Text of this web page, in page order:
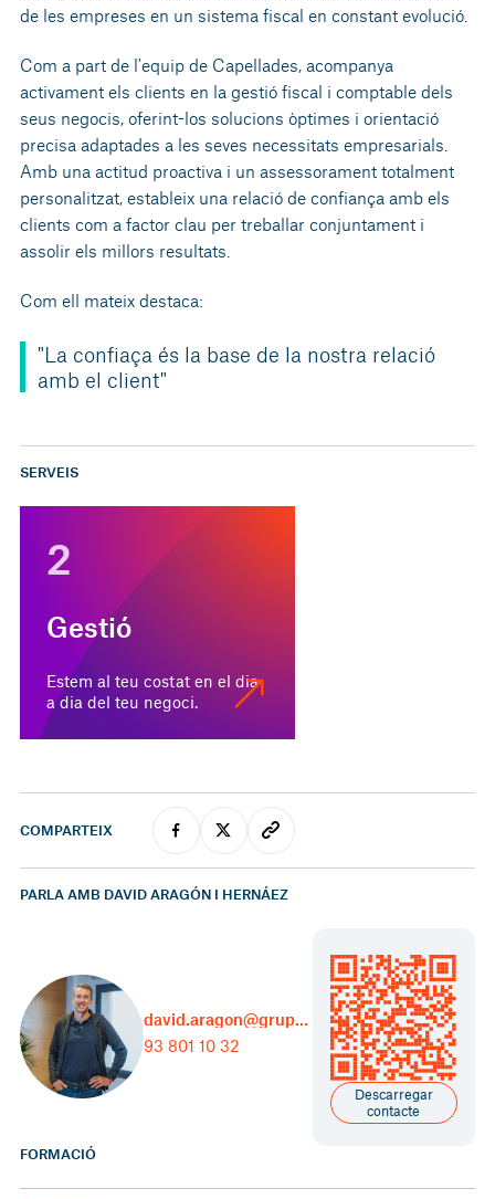
de les empreses en un sistema fiscal en constant evolució.
Com a part de l'equip de Capellades, acompanya
activament els clients en la gestió fiscal i comptable dels
seus negocis, oferint-los solucions òptimes i orientació
precisa adaptades a les seves necessitats empresarials.
Amb una actitud proactiva i un assessorament totalment
personalitzat, estableix una relació de confiança amb els
clients com a factor clau per treballar conjuntament i
assolir els millors resultats.
Com ell mateix destaca:
"La confiaça és la base de la nostra relació
amb el client"
SERVEIS
2
Gestió
Estem al teu costat en el dia
a dia del teu negoci.
COMPARTEIX
PARLA AMB DAVID ARAGÓN I HERNÁEZ
david.aragon@grupcarles.com
93 801 10 32
Descarregar
contacte
FORMACIÓ